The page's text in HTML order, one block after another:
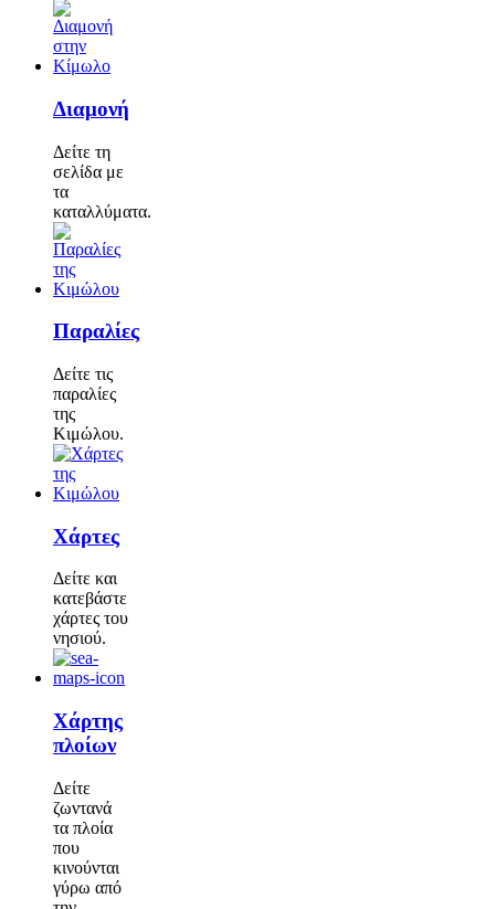
Διαμονή
Δείτε τη
σελίδα με
τα
καταλλύματα.
Παραλίες
Δείτε τις
παραλίες
της
Κιμώλου.
Χάρτες
Δείτε και
κατεβάστε
χάρτες του
νησιού.
Χάρτης
πλοίων
Δείτε
ζωντανά
τα πλοία
που
κινούνται
γύρω από